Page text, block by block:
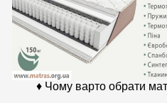
♦ Чому варто обрати